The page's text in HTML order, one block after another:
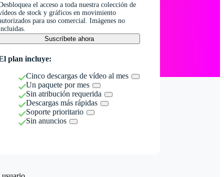
el acceso a toda nuestra colección de
de stock y gráficos en movimiento
para uso comercial. Imágenes no
Suscríbete ahora
plan incluye:
Cinco descargas de vídeo al mes
Un paquete por mes
Sin atribución requerida
Descargas más rápidas
Soporte prioritario
Sin anuncios